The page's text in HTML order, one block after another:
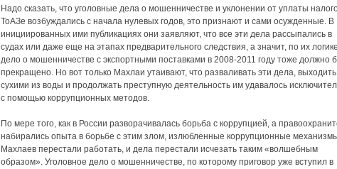
Надо сказать, что уголовные дела о мошенничестве и уклонении от уплаты
ТоАЗе возбуждались с начала нулевых годов, это признают и сами осужденные. В
инициированных ими публикациях они заявляют, что все эти дела рассыпались в
судах или даже еще на этапах предварительного следствия, а значит, по их
дело о мошенничестве с экспортными поставками в 2008-2011 году тоже должно
прекращено. Но вот только Махлаи утаивают, что разваливать эти дела, выходить
сухими из воды и продолжать преступную деятельность им удавалось
с помощью коррупционных методов.
По мере того, как в России разворачивалась борьба с коррупцией, а
набирались опыта в борьбе с этим злом, излюбленные коррупционные
Махлаев перестали работать, и дела перестали исчезать таким «волшебным
образом». Уголовное дело о мошенничестве, по которому приговор уже вступил в